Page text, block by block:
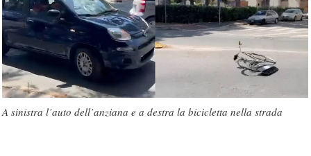
A sinistra l’auto dell’anziana e a destra la bicicletta nella strada